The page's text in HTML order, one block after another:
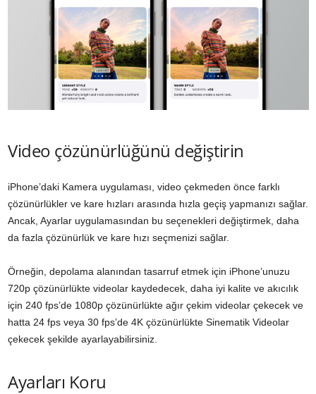
Video çözünürlüğünü değiştirin
iPhone’daki Kamera uygulaması, video çekmeden önce farklı
çözünürlükler ve kare hızları arasında hızla geçiş yapmanızı sağlar.
Ancak, Ayarlar uygulamasından bu seçenekleri değiştirmek, daha
da fazla çözünürlük ve kare hızı seçmenizi sağlar.
Örneğin, depolama alanından tasarruf etmek için iPhone’unuzu
720p çözünürlükte videolar kaydedecek, daha iyi kalite ve akıcılık
için 240 fps’de 1080p çözünürlükte ağır çekim videolar çekecek ve
hatta 24 fps veya 30 fps’de 4K çözünürlükte Sinematik Videolar
çekecek şekilde ayarlayabilirsiniz.
Ayarları Koru